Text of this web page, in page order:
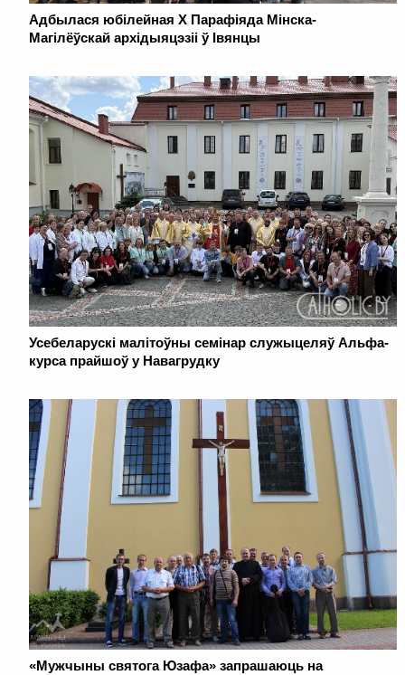
Адбылася юбілейная Х Парафіяда Мінска-
Магілёўскай архідыяцэзіі ў Івянцы
Усебеларускі малітоўны семінар служыцеляў Альфа-
курса прайшоў у Навагрудку
«Мужчыны святога Юзафа» запрашаюць на